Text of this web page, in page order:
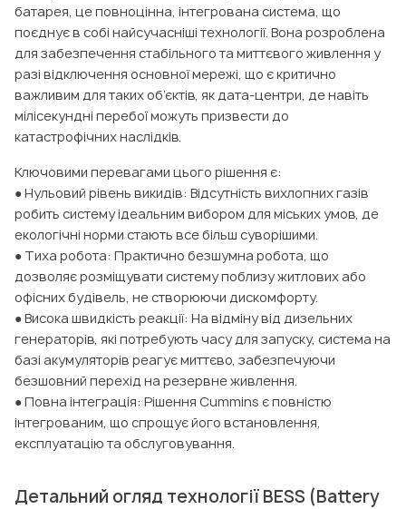
батарея, це повноцінна, інтегрована система, що
поєднує в собі найсучасніші технології. Вона розроблена
для забезпечення стабільного та миттєвого живлення у
разі відключення основної мережі, що є критично
важливим для таких об’єктів, як дата-центри, де навіть
мілісекундні перебої можуть призвести до
катастрофічних наслідків.
Ключовими перевагами цього рішення є:
● Нульовий рівень викидів: Відсутність вихлопних газів
робить систему ідеальним вибором для міських умов, де
екологічні норми стають все більш суворішими.
● Тиха робота: Практично безшумна робота, що
дозволяє розміщувати систему поблизу житлових або
офісних будівель, не створюючи дискомфорту.
● Висока швидкість реакції: На відміну від дизельних
генераторів, які потребують часу для запуску, система на
базі акумуляторів реагує миттєво, забезпечуючи
безшовний перехід на резервне живлення.
● Повна інтеграція: Рішення Cummins є повністю
інтегрованим, що спрощує його встановлення,
експлуатацію та обслуговування.
Детальний огляд технології BESS (Battery